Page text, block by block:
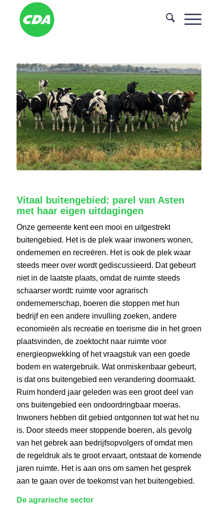
Vitaal buitengebied: parel van Asten
met haar eigen uitdagingen
Onze gemeente kent een mooi en uitgestrekt
buitengebied. Het is de plek waar inwoners wonen,
ondernemen en recreëren. Het is ook de plek waar
steeds meer over wordt gediscussieerd. Dat gebeurt
niet in de laatste plaats, omdat de ruimte steeds
schaarser wordt: ruimte voor agrarisch
ondernemerschap, boeren die stoppen met hun
bedrijf en een andere invulling zoeken, andere
economieën als recreatie en toerisme die in het groen
plaatsvinden, de zoektocht naar ruimte voor
energieopwekking of het vraagstuk van een goede
bodem en watergebruik. Wat onmiskenbaar gebeurt,
is dat ons buitengebied een verandering doormaakt.
Ruim honderd jaar geleden was een groot deel van
ons buitengebied een ondoordringbaar moeras.
Inwoners hebben dit gebied ontgonnen tot wat het nu
is. Door steeds meer stoppende boeren, als gevolg
van het gebrek aan bedrijfsopvolgers of omdat men
de regeldruk als te groot ervaart, ontstaat de komende
jaren ruimte. Het is aan ons om samen het gesprek
aan te gaan over de toekomst van het buitengebied.
De agrarische sector